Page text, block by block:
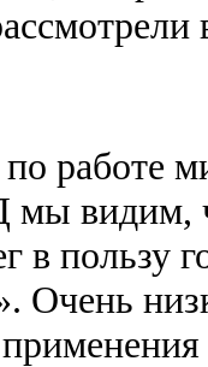
работе
мы видим,
в
Очень